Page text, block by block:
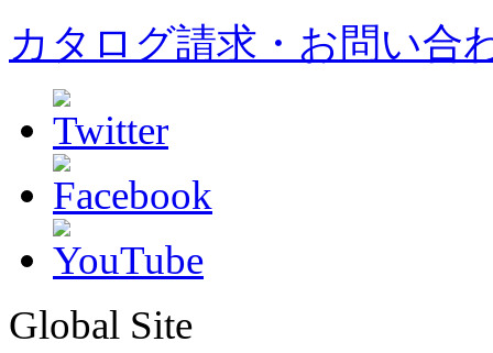
カタログ請求・お問い合
Global Site